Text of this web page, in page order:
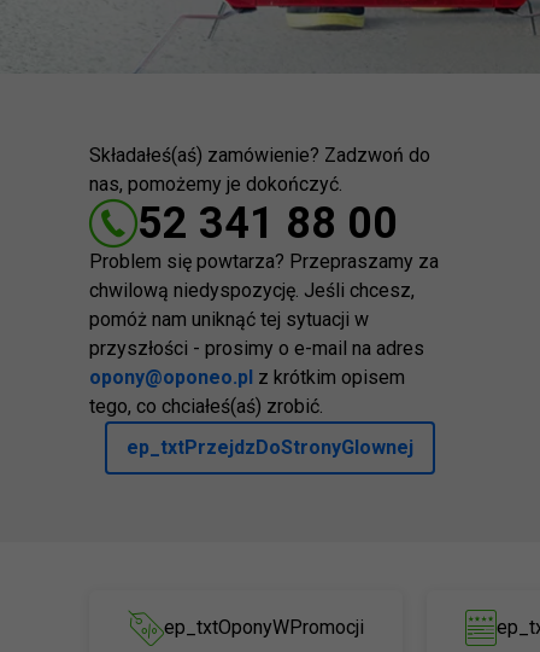
Składałeś(aś) zamówienie? Zadzwoń do
nas, pomożemy je dokończyć.
52 341 88 00
Problem się powtarza? Przepraszamy za
chwilową niedyspozycję. Jeśli chcesz,
pomóż nam uniknąć tej sytuacji w
przyszłości - prosimy o e-mail na adres
opony@oponeo.pl z krótkim opisem
tego, co chciałeś(aś) zrobić.
ep_txtPrzejdzDoStronyGlownej
ep_txtOponyWPromocji